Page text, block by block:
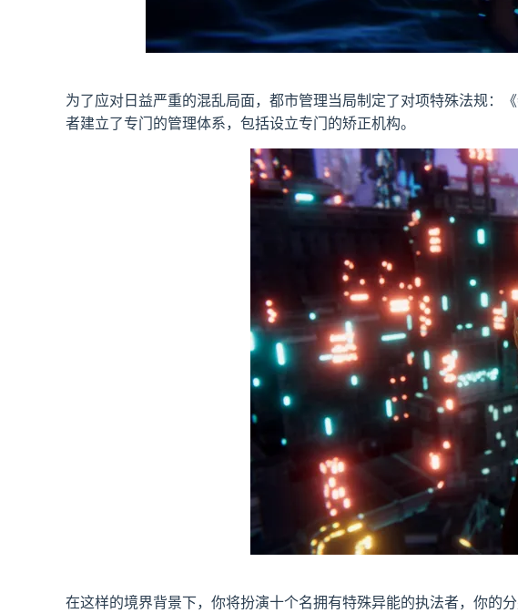
为了应对日益严重的混乱局面，都市管理当局制定了对项特殊法规：
者建立了专门的管理体系，包括设立专门的矫正机构。
在这样的境界背景下，你将扮演十个名拥有特殊异能的执法者，你的